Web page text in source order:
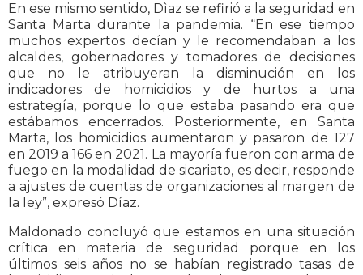
En ese mismo sentido, Dìaz se refirió a la seguridad en
Santa Marta durante la pandemia. “En ese tiempo
muchos expertos decían y le recomendaban a los
alcaldes, gobernadores y tomadores de decisiones
que no le atribuyeran la disminución en los
indicadores de homicidios y de hurtos a una
estrategía, porque lo que estaba pasando era que
estábamos encerrados. Posteriormente, en Santa
Marta, los homicidios aumentaron y pasaron de 127
en 2019 a 166 en 2021. La mayoría fueron con arma de
fuego en la modalidad de sicariato, es decir, responde
a ajustes de cuentas de organizaciones al margen de
la ley”, expresó Díaz.
Maldonado concluyó que estamos en una situación
crítica en materia de seguridad porque en los
últimos seis años no se habían registrado tasas de